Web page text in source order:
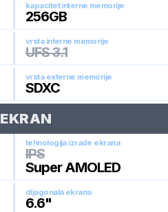
kapacitet interne memorije
256GB
vrsta interne memorije
UFS 3.1
vrsta externe memorije
SDXC
EKRAN
tehnologija izrade ekrana
IPS
Super AMOLED
dijagonala ekrana
6.6"